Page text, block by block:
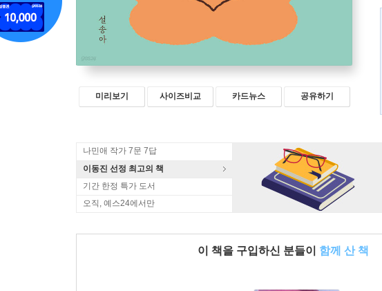
미리보기 사이즈비교 카드뉴스 공유하기
나민애 작가 7문 7답
이동진 선정 최고의 책
기간 한정 특가 도서
오직, 예스24에서만
이 책을 구입하신 분들이 함께 산 책